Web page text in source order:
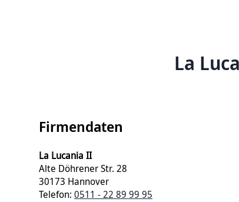
La
Firmendaten
La Lucania II
Alte Döhrener Str. 28
30173 Hannover
Telefon: 0511 - 22 89 99 95